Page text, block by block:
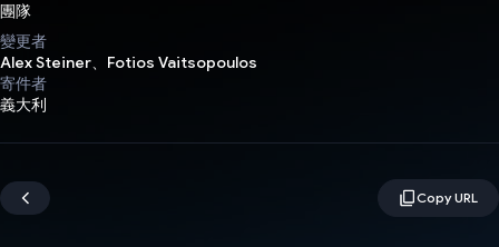
團隊
變更者
Alex Steiner、Fotios Vaitsopoulos
寄件者
義大利